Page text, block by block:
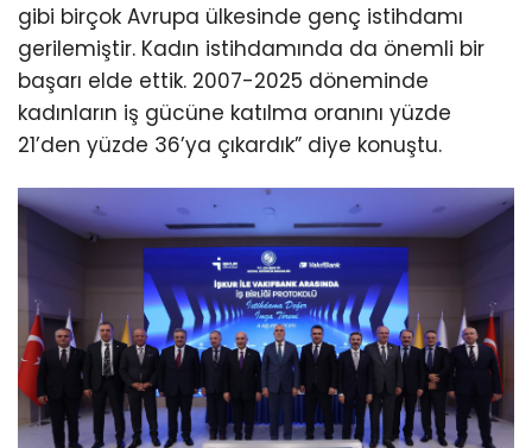
gibi birçok Avrupa ülkesinde genç istihdamı
gerilemiştir. Kadın istihdamında da önemli bir
başarı elde ettik. 2007-2025 döneminde
kadınların iş gücüne katılma oranını yüzde
21’den yüzde 36’ya çıkardık” diye konuştu.